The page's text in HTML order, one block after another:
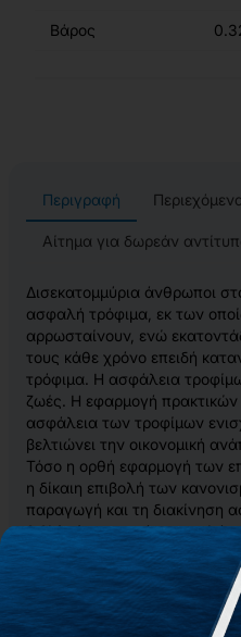
Βάρος
Περιγραφή
Αίτημα για δωρεάν
Δισεκατομμύρια άνθρωποι
ασφαλή τρόφιμα, εκ των
αρρωσταίνουν, ενώ
τους κάθε χρόνο επειδή
τρόφιμα. Η ασφάλεια
ζωές. Η εφαρμογή
ασφάλεια των τροφίμων
βελτιώνει την οικονομική
Τόσο η ορθή εφαρμογή των
η δίκαιη επιβολή των
παραγωγή και τη διακίνηση
βιβλίο έχει σκοπό να
παραμέτρων που
και να απαντήσει σε
που πιθανόν να
το αντικείμενο αυτό.